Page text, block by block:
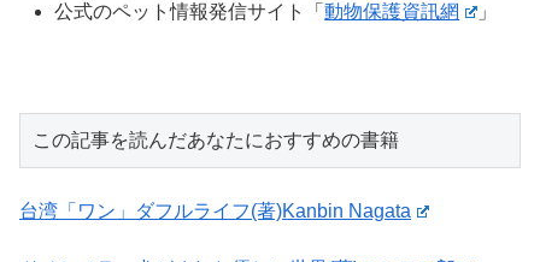
公式のペット情報発信サイト「動物保護資訊網 」
この記事を読んだあなたにおすすめの書籍
台湾「ワン」ダフルライフ(著)Kanbin Nagata